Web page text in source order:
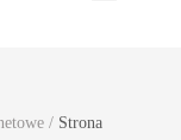
/ Strona